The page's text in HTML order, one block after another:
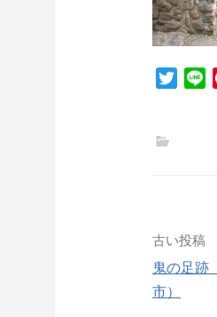
投
稿
古い投稿
鬼の足跡
市）